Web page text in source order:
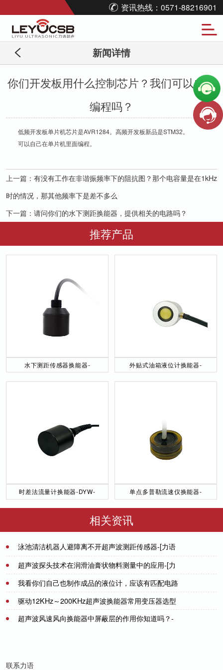
资讯热线：0571-88216901
新闻详情
你们开发板用什么控制芯片？我们可以自己
编程吗？
低频开发板单片机芯片是AVR1284。高频开发板新品是STM32。
可以自己在单片机里面编程。
上一篇： 有没有工作在非谐振频率下的阻抗图？那个电容量是在1kHz
时的情况，那其他频率下是差不多么
下一篇： 请问你们的水下测距换能器，提供相关的电路吗？
推荐产品
水下测距传感器换能器-
外贴式油箱液位计换能器-
时差法流量计换能器-DYW-
单点多普勒流速仪换能器-
相关资讯
泳池清洁机器人避障离不开超声波测距传感器-[力语
超声]
超声波探头技术在润滑油膏状物料测量中的应用-[力
语超声]
我看你们自己也制作成品的液位计，应该有匹配电路
设计的经验吧！
驱动12KHz～200KHz超声波换能器常用变压器选型
资料-[力语超声]
超声波风速风向换能器中屏蔽层的作用你知道吗？-
联系力语